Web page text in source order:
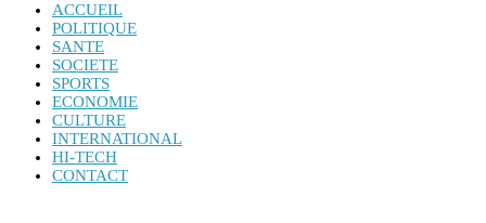
ACCUEIL
POLITIQUE
SANTE
SOCIETE
SPORTS
ECONOMIE
CULTURE
INTERNATIONAL
HI-TECH
CONTACT